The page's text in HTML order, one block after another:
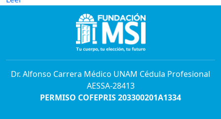
Dr. Alfonso Carrera Médico UNAM Cédula Profesional
AESSA-28413
PERMISO COFEPRIS 203300201A1334